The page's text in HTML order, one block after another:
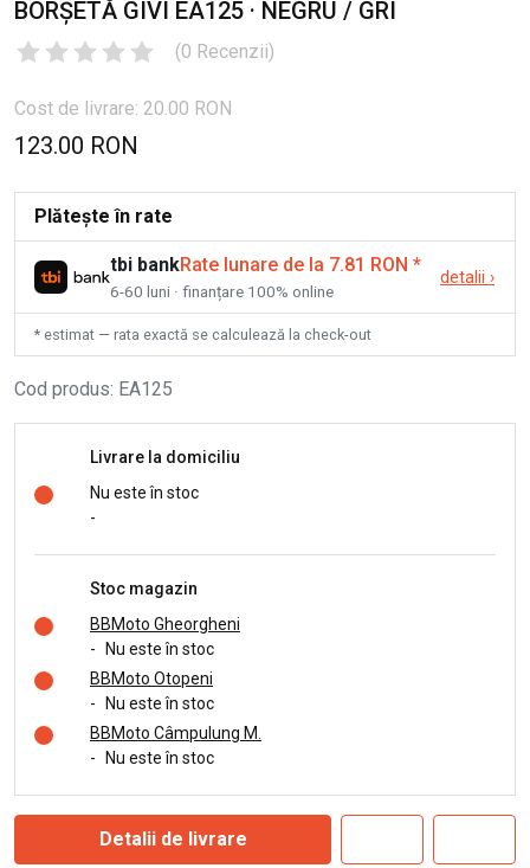
BORȘETĂ GIVI EA125 · NEGRU / GRI
(0 Recenzii)
Cost de livrare: 20.00 RON
123.00 RON
Plătește în rate
tbi bankRate lunare de la 7.81 RON *
6-60 luni · finanțare 100% online
detalii ›
* estimat — rata exactă se calculează la check-out
Cod produs: EA125
Livrare la domiciliu
Nu este în stoc
-
Stoc magazin
BBMoto Gheorgheni
-
Nu este în stoc
BBMoto Otopeni
-
Nu este în stoc
BBMoto Câmpulung M.
-
Nu este în stoc
Detalii de livrare